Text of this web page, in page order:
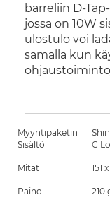
barreliin D-
jossa on 10W
ulostulo voi
samalla kun
Myyntipaketin
Sisältö
C
Mitat 151
Paino 210